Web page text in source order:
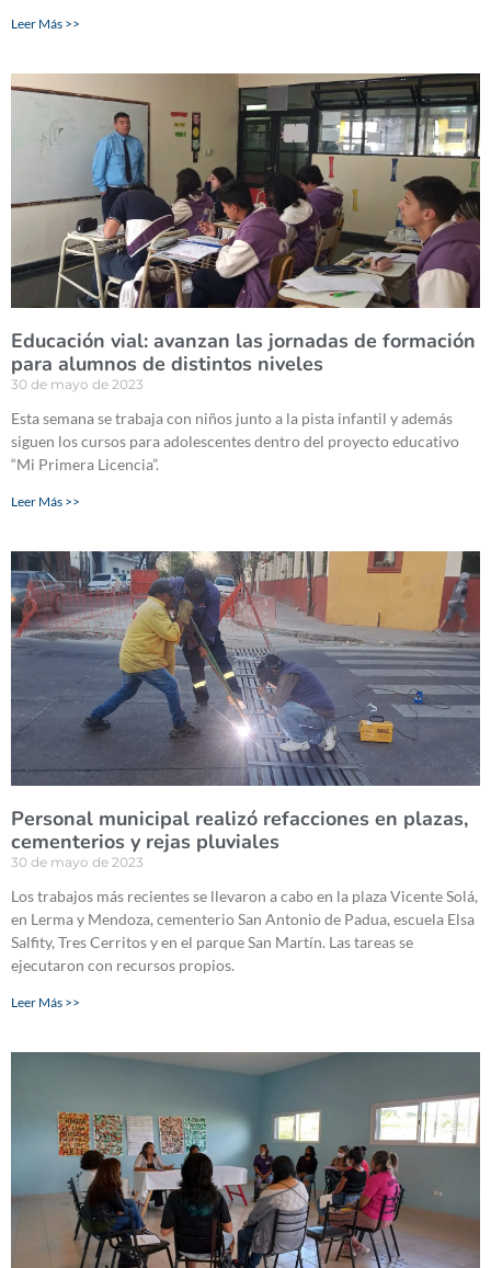
Leer Más >>
Educación vial: avanzan las jornadas de formación
para alumnos de distintos niveles
30 de mayo de 2023
Esta semana se trabaja con niños junto a la pista infantil y además
siguen los cursos para adolescentes dentro del proyecto educativo
“Mi Primera Licencia”.
Leer Más >>
Personal municipal realizó refacciones en plazas,
cementerios y rejas pluviales
30 de mayo de 2023
Los trabajos más recientes se llevaron a cabo en la plaza Vicente Solá,
en Lerma y Mendoza, cementerio San Antonio de Padua, escuela Elsa
Salfity, Tres Cerritos y en el parque San Martín. Las tareas se
ejecutaron con recursos propios.
Leer Más >>